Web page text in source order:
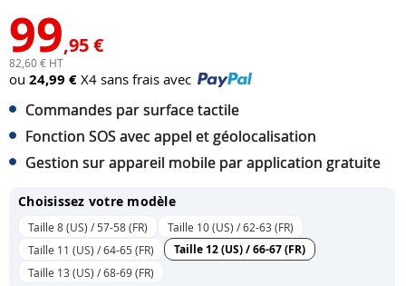
99,95 €
82,60 € HT
ou 24,99 € X4 sans frais avec
Commandes par surface tactile
Fonction SOS avec appel et géolocalisation
Gestion sur appareil mobile par application gratuite
Choisissez votre modèle
Taille 8 (US) / 57-58 (FR)
Taille 10 (US) / 62-63 (FR)
Taille 11 (US) / 64-65 (FR)
Taille 12 (US) / 66-67 (FR)
Taille 13 (US) / 68-69 (FR)